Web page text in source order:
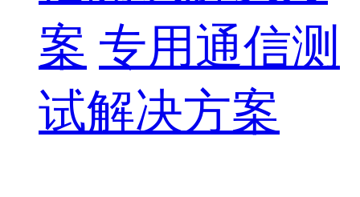
案 专用通信测
试解决方案